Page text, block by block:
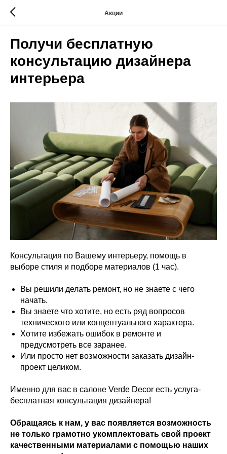
Акции
Получи бесплатную
консультацию дизайнера
интерьера
Консультация по Вашему интерьеру, помощь в
выборе стиля и подборе материалов (1 час).
Вы решили делать ремонт, но не знаете с чего
начать.
Вы знаете что хотите, но есть ряд вопросов
технического или концептуального характера.
Хотите избежать ошибок в ремонте и
предусмотреть все заранее.
Или просто нет возможности заказать дизайн-
проект целиком.
Именно для вас в салоне Verde Decor есть услуга-
бесплатная консультация дизайнера!
Обращаясь к нам, у вас появляется возможность
не только грамотно укомплектовать свой проект
качественными материалами с помощью наших